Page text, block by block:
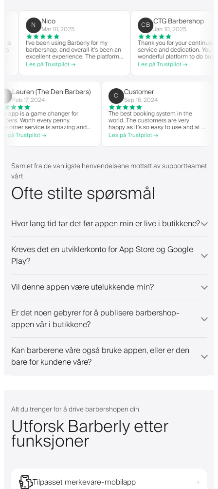
Nico
Mar 18, 2025
I've been using Barberly for my
barbershop, and overall it's been an
excellent experience. The platform
is easy to use, reliable, and has
streamlined my booking process.
helpful.
Les på Trustpilot →
CTG Barbershop
Jan 10, 2025
Thank you for your continued
service and dedication. You have a
wonderful platform to do business
with good spirit. Thank you from
CTG Barbershop.
Les på Trustpilot →
L( Lauren (The Den Barbers)
Feb 17, 2024
The app is a game changer for
barbers. Worth every penny.
Customer service is amazing and
helps with everything or whatever
they need. Definitely recommend.
Les på Trustpilot →
C Customer
Sep 16, 2024
The best booking system in the
world. The customers are very
happy as it's so easy to use and
great price. Plus, you get your
personalised app, which is good
people offering a great booking
system.
Les på Trustpilot →
Samlet fra de vanligste henvendelsene mottatt av supportteamet
vårt
Ofte stilte spørsmål
Hvor lang tid tar det før appen min er live i butikkene?
Kreves det en utviklerkonto for App Store og Google
Play?
Vil denne appen være utelukkende min?
Er det noen gebyrer for å publisere barbershop-
appen vår i butikkene?
Kan barberene våre også bruke appen, eller er den
bare for kundene våre?
Alt du trenger for å drive barbershopen din
Utforsk Barberly etter
funksjoner
Tilpasset merkevare-mobilapp ›